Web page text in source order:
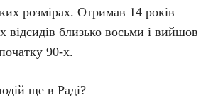
розмірах. Отримав 14 років
відсидів близько восьми і вийшов
90-х.
ще в Раді?